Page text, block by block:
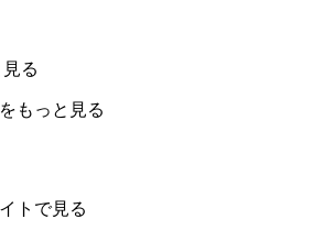
る
をもっと見る
トで見る